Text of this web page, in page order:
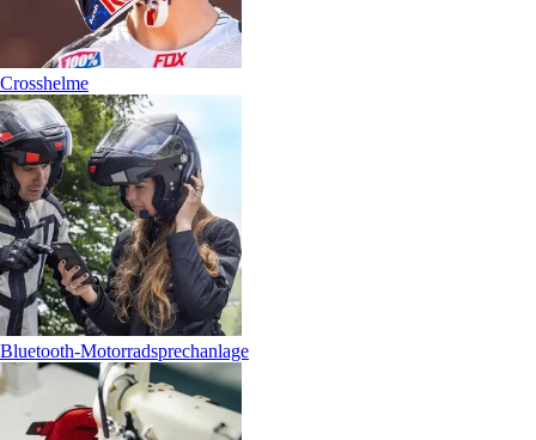
Crosshelme
Bluetooth-Motorradsprechanlage